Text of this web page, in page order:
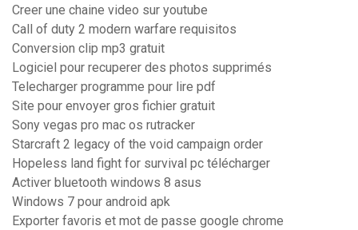
Creer une chaine video sur youtube
Call of duty 2 modern warfare requisitos
Conversion clip mp3 gratuit
Logiciel pour recuperer des photos supprimés
Telecharger programme pour lire pdf
Site pour envoyer gros fichier gratuit
Sony vegas pro mac os rutracker
Starcraft 2 legacy of the void campaign order
Hopeless land fight for survival pc télécharger
Activer bluetooth windows 8 asus
Windows 7 pour android apk
Exporter favoris et mot de passe google chrome